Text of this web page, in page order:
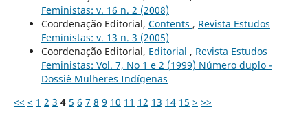
Feministas: v. 16 n. 2 (2008)
Coordenação Editorial, Contents , Revista Estudos
Feministas: v. 13 n. 3 (2005)
Coordenação Editorial, Editorial , Revista Estudos
Feministas: Vol. 7, No 1 e 2 (1999) Número duplo -
Dossiê Mulheres Indígenas
<< < 1 2 3 4 5 6 7 8 9 10 11 12 13 14 15 > >>